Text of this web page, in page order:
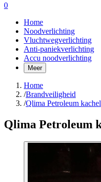
0
Home
Noodverlichting
Vluchtwegverlichting
Anti-paniekverlichting
Accu noodverlichting
Meer
Home
/Brandveiligheid
/Qlima Petroleum kachel
Qlima Petroleum